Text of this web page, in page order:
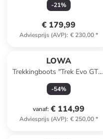
-21%
€ 179,99
Adviesprijs (AVP): € 230,00*
LOWA
Trekkingboots "Trek Evo GTX"
grijs
-54%
vanaf: € 114,99
Adviesprijs (AVP): € 250,00*